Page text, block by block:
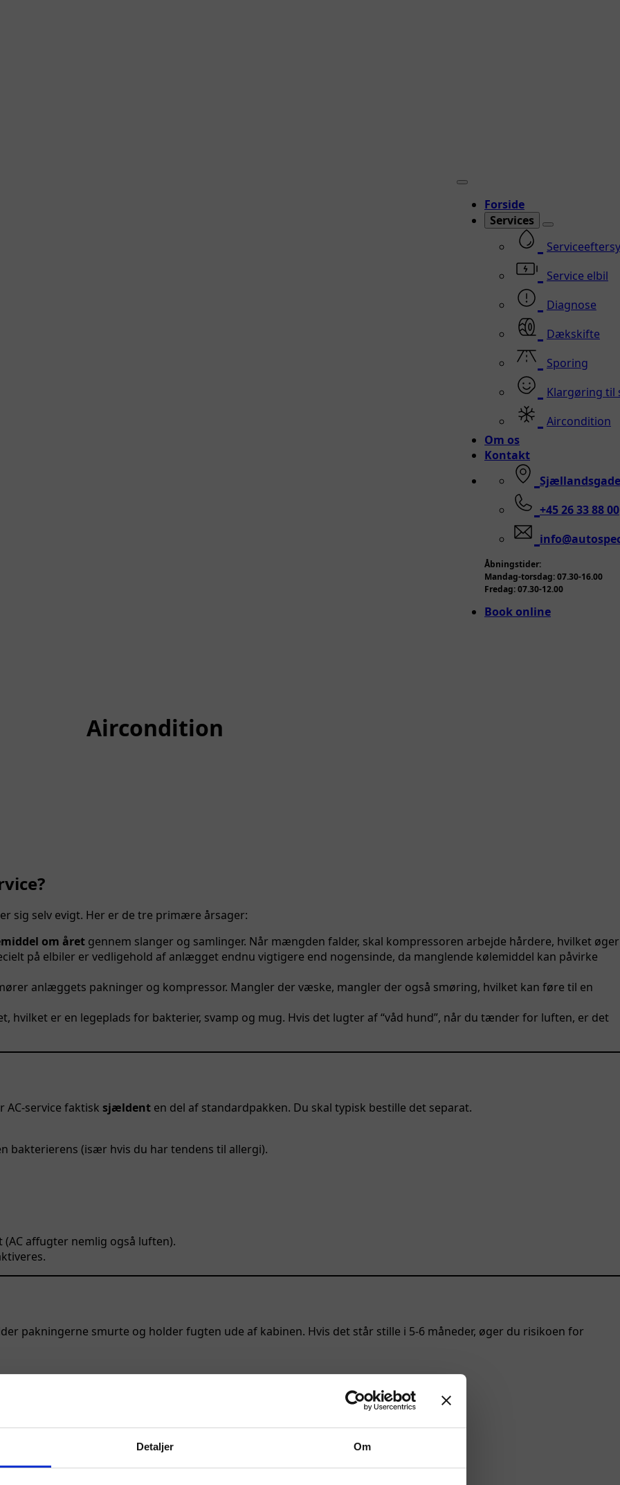
Detaljer Om
Forside
Services
Service elbil
Diagnose
Dækskifte
Sporing
Klargøring til
Aircondition
Om os
Kontakt
+45 26 33 88 00
Åbningstider:
Mandag-torsdag: 07.30-16.00
Fredag: 07.30-12.00
Book online
Aircondition
sig selv evigt. Her er de tre primære årsager:
om året gennem slanger og samlinger. Når mængden falder, skal kompressoren arbejde hårdere, hvilket øger
på elbiler er vedligehold af anlægget endnu vigtigere end nogensinde, da manglende kølemiddel kan påvirke
anlæggets pakninger og kompressor. Mangler der væske, mangler der også smøring, hvilket kan føre til en
hvilket er en legeplads for bakterier, svamp og mug. Hvis det lugter af “våd hund”, når du tænder for luften, er det
AC-service faktisk sjældent en del af standardpakken. Du skal typisk bestille det separat.
bakterierens (især hvis du har tendens til allergi).
affugter nemlig også luften).
pakningerne smurte og holder fugten ude af kabinen. Hvis det står stille i 5-6 måneder, øger du risikoen for